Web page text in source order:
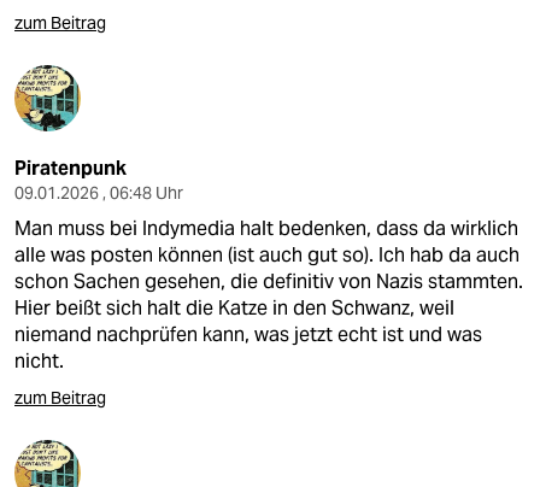
zum Beitrag
Piratenpunk
09.01.2026 , 06:48 Uhr
Man muss bei Indymedia halt bedenken, dass da wirklich
alle was posten können (ist auch gut so). Ich hab da auch
schon Sachen gesehen, die definitiv von Nazis stammten.
Hier beißt sich halt die Katze in den Schwanz, weil
niemand nachprüfen kann, was jetzt echt ist und was
nicht.
zum Beitrag